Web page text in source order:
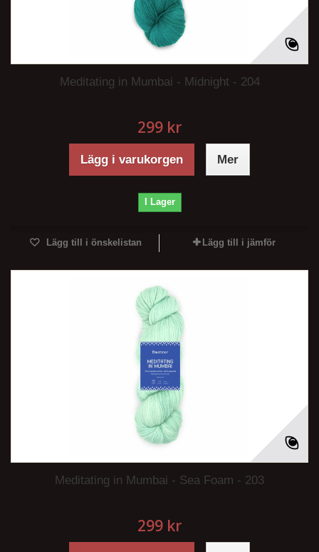
Meditating in Mumbai - Midnight - 204
299 kr
Lägg i varukorgen Mer
I Lager
Lägg till i önskelistan Lägg till i jämför
Meditating in Mumbai - Sea Foam - 203
299 kr